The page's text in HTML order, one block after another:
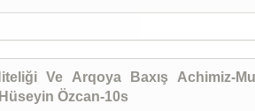
Ve Arqoya Baxış Achimiz-
Özcan-10s